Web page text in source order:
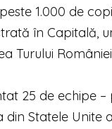
1.000 de
în Capitală,
Turului
25 de echipe
Statele Unite